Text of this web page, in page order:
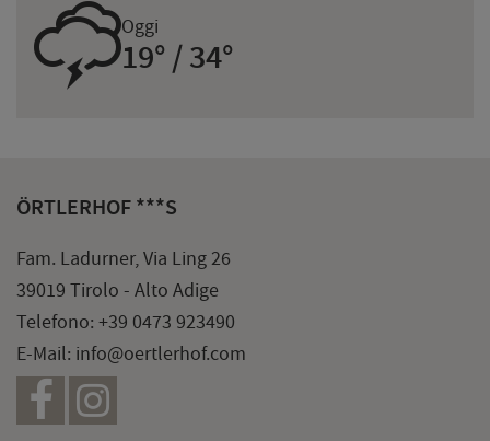
0Oggi
19° / 34°
ÖRTLERHOF ***S
Fam. Ladurner, Via Ling 26
39019 Tirolo - Alto Adige
Telefono: +39 0473 923490
E-Mail: info@oertlerhof.com